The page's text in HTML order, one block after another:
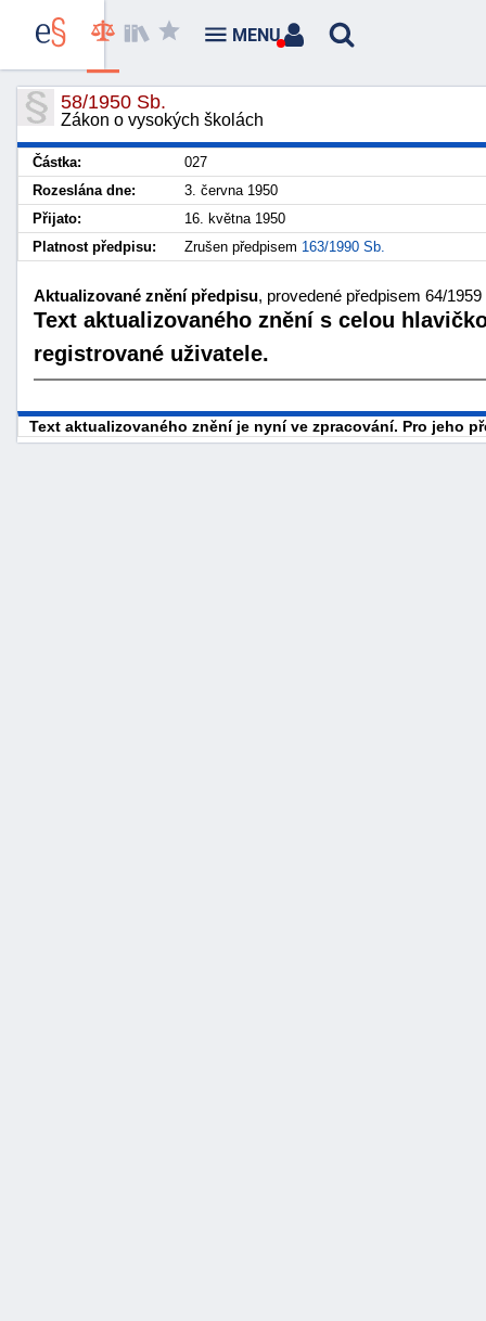
58/1950 Sb.
Zákon o vysokých školách
Částka:
027
Rozeslána dne:
3. června 1950
Přijato:
16. května 1950
Platnost předpisu:
Zrušen předpisem 163/1990 Sb.
Aktualizované znění předpisu, provedené předpisem 64/
Text aktualizovaného znění s celou
registrované uživatele.
Text aktualizovaného znění je nyní ve zpracování. Pro jeho
MENU